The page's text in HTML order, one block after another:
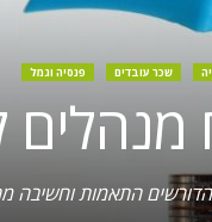
שכר עובדים פנסיה וגמל
הדורשים התאמות וחשיבה